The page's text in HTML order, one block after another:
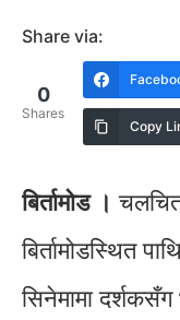
Share via:
0
Shares
Copy
बिर्तामोड ।
बिर्तामोडस्थित
सिनेमामा